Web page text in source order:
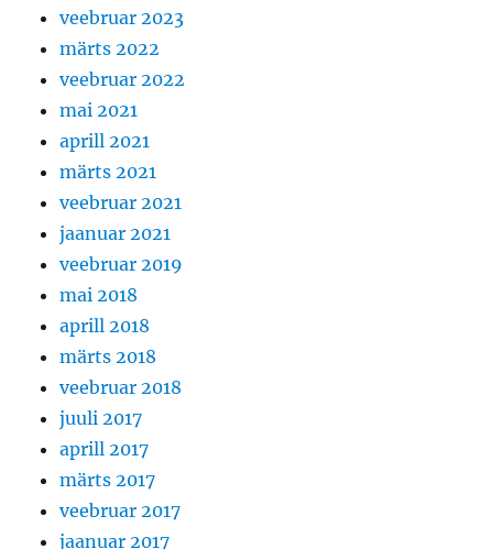
veebruar 2023
märts 2022
veebruar 2022
mai 2021
aprill 2021
märts 2021
veebruar 2021
jaanuar 2021
veebruar 2019
mai 2018
aprill 2018
märts 2018
veebruar 2018
juuli 2017
aprill 2017
märts 2017
veebruar 2017
jaanuar 2017